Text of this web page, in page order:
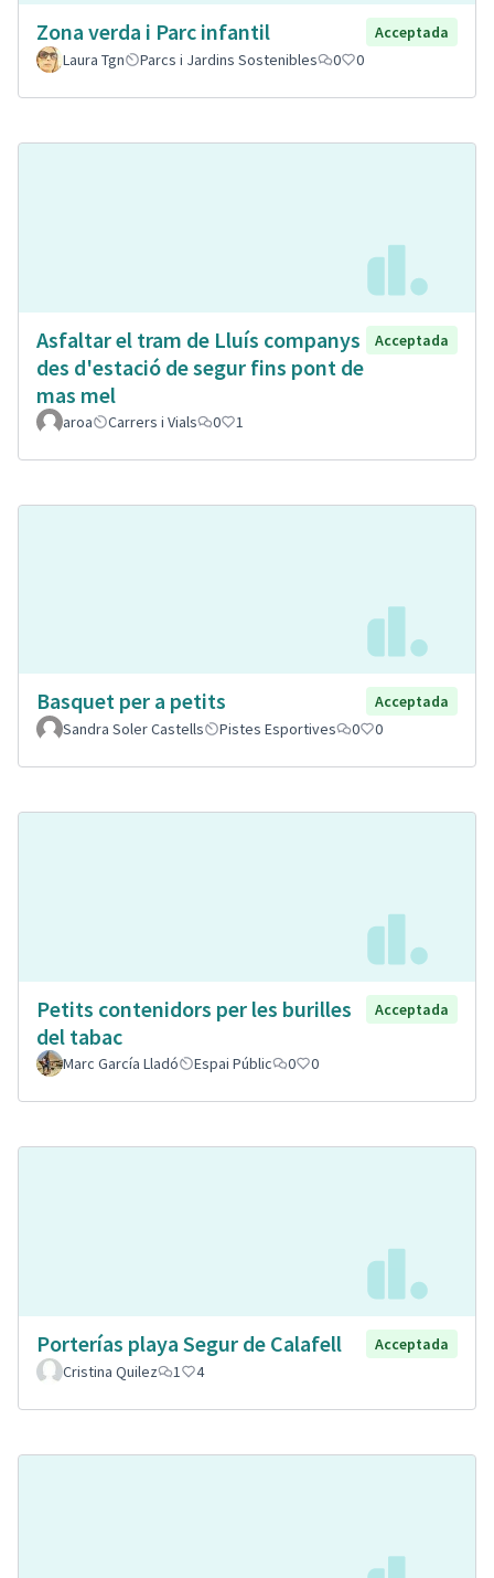
Zona verda i Parc infantil
Acceptada
Laura Tgn
Parcs i Jardins Sostenibles 0 0
Asfaltar el tram de Lluís companys
des d'estació de segur fins pont de
mas mel
Acceptada
aroa Carrers i Vials 0 1
Basquet per a petits
Acceptada
Sandra Soler Castells
Pistes Esportives 0 0
Petits contenidors per les burilles
del tabac
Acceptada
Marc García Lladó Espai Públic 0 0
Porterías playa Segur de Calafell
Acceptada
Cristina Quilez
1 4